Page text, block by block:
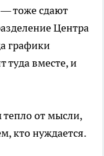
— тоже сдают
Центра
графики
туда вместе, и
от мысли,
кто нуждается.